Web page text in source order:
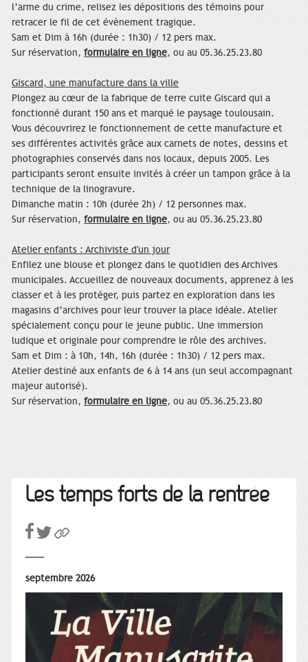
l’arme du crime, relisez les dépositions des témoins pour
retracer le fil de cet évènement tragique.
Sam et Dim à 16h (durée : 1h30) / 12 pers max.
Sur réservation, formulaire en ligne, ou au 05.36.25.23.80
Giscard, une manufacture dans la ville
Plongez au cœur de la fabrique de terre cuite Giscard qui a
fonctionné durant 150 ans et marqué le paysage toulousain.
Vous découvrirez le fonctionnement de cette manufacture et
ses différentes activités grâce aux carnets de notes, dessins et
photographies conservés dans nos locaux, depuis 2005. Les
participants seront ensuite invités à créer un tampon grâce à la
technique de la linogravure.
Dimanche matin : 10h (durée 2h) / 12 personnes max.
Sur réservation, formulaire en ligne, ou au 05.36.25.23.80
Atelier enfants : Archiviste d'un jour
Enfilez une blouse et plongez dans le quotidien des Archives
municipales. Accueillez de nouveaux documents, apprenez à les
classer et à les protéger, puis partez en exploration dans les
magasins d’archives pour leur trouver la place idéale. Atelier
spécialement conçu pour le jeune public. Une immersion
ludique et originale pour comprendre le rôle des archives.
Sam et Dim : à 10h, 14h, 16h (durée : 1h30) / 12 pers max.
Atelier destiné aux enfants de 6 à 14 ans (un seul accompagnant
majeur autorisé).
Sur réservation, formulaire en ligne, ou au 05.36.25.23.80
Les temps forts de la rentrée
septembre 2026